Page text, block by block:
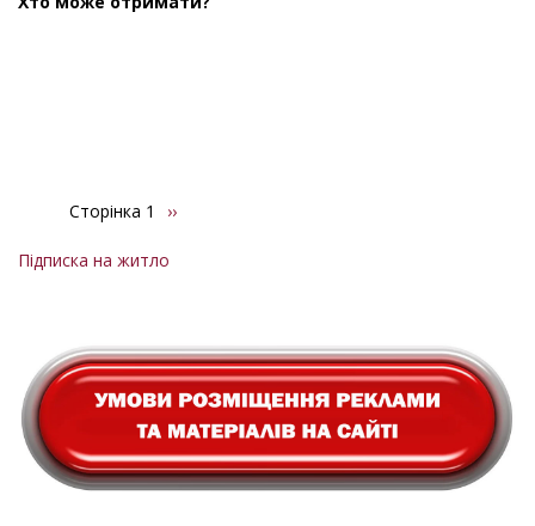
Розбивка
сторінки
Сторінка 1
Наступна
››
Підписка на житло